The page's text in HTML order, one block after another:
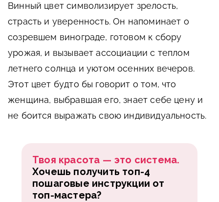
Винный цвет символизирует зрелость,
страсть и уверенность. Он напоминает о
созревшем винограде, готовом к сбору
урожая, и вызывает ассоциации с теплом
летнего солнца и уютом осенних вечеров.
Этот цвет будто бы говорит о том, что
женщина, выбравшая его, знает себе цену и
не боится выражать свою индивидуальность.
Твоя красота — это система.
Хочешь получить топ-4
пошаговые инструкции от
топ-мастера?